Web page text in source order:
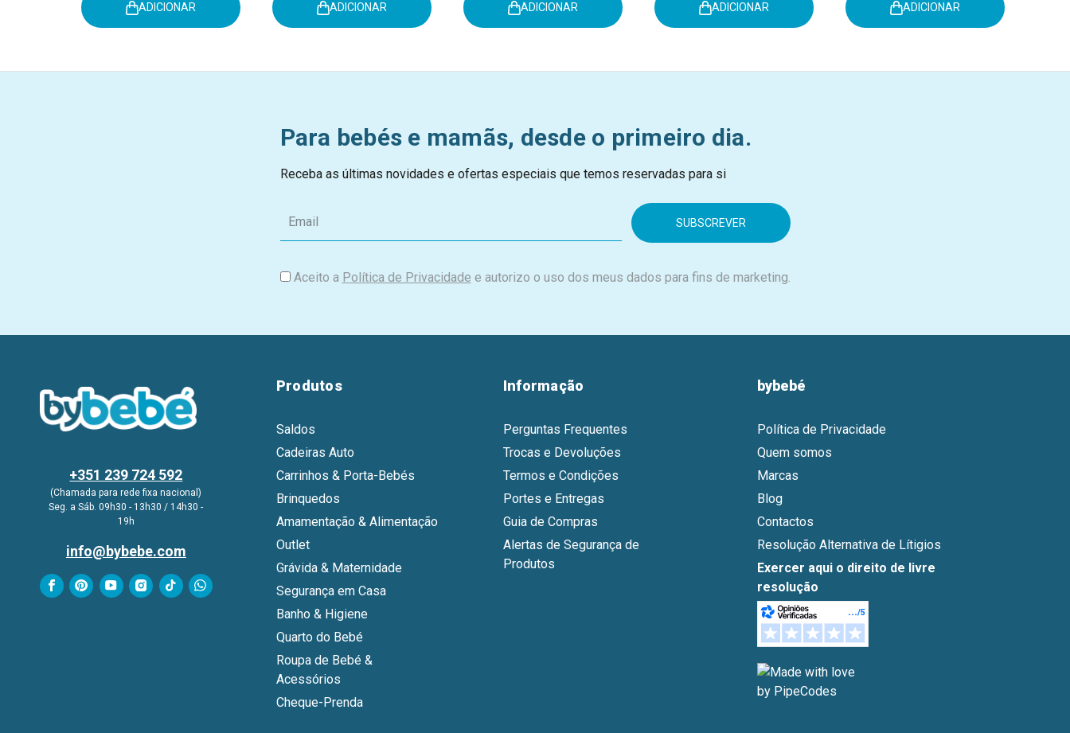
ADICIONAR ADICIONAR ADICIONAR ADICIONAR ADICIONAR
Para bebés e mamãs, desde o primeiro dia.
Receba as últimas novidades e ofertas especiais que temos reservadas para si
m
i
Aceito a Política de Privacidade e autorizo o uso dos meus dados para fins de marketing.
+351 239 724 592
(Chamada para rede fixa nacional)
Seg. a Sáb. 09h30 - 13h30 / 14h30 -
19h
info@bybebe.com
Produtos
Saldos
Cadeiras Auto
Carrinhos & Porta-Bebés
Brinquedos
Amamentação & Alimentação
Outlet
Grávida & Maternidade
Segurança em Casa
Banho & Higiene
Quarto do Bebé
Roupa de Bebé &
Acessórios
Cheque-Prenda
Informação
Perguntas Frequentes
Trocas e Devoluções
Termos e Condições
Portes e Entregas
Guia de Compras
Alertas de Segurança de
Produtos
bybebé
Política de Privacidade
Quem somos
Marcas
Blog
Contactos
Resolução Alternativa de Lítigios
Exercer aqui o direito de livre
resolução